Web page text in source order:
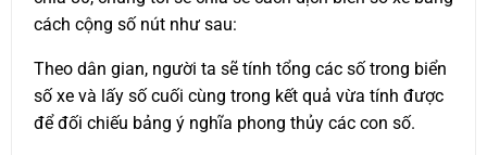
cách cộng số nút như sau:
Theo dân gian, người ta sẽ tính tổng các số trong biển
số xe và lấy số cuối cùng trong kết quả vừa tính được
để đối chiếu bảng ý nghĩa phong thủy các con số.